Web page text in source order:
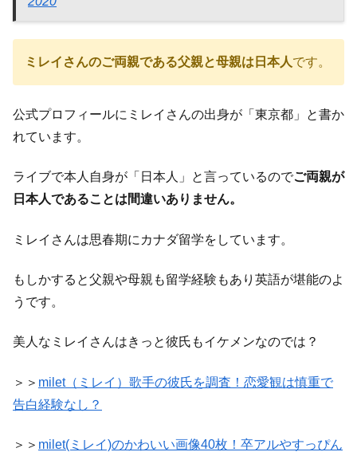
ミレイさんのご両親である父親と母親は日本人です。
公式プロフィールにミレイさんの出身が「東京都」と書か
れています。
ライブで本人自身が「日本人」と言っているのでご両親が
日本人であることは間違いありません。
ミレイさんは思春期にカナダ留学をしています。
もしかすると父親や母親も留学経験もあり英語が堪能のよ
うです。
美人なミレイさんはきっと彼氏もイケメンなのでは？
＞＞ milet（ミレイ）歌手の彼氏を調査！恋愛観は慎重で
告白経験なし？
＞＞ milet(ミレイ)のかわいい画像40枚！卒アルやすっぴん